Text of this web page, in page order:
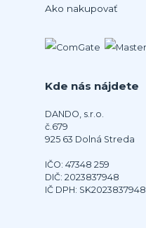
Ako nakupovať
Kde nás nájdete
DANDO, s.r.o.
č.679
925 63 Dolná Streda
IČO: 47348 259
DIČ: 2023837948
IČ DPH: SK2023837948